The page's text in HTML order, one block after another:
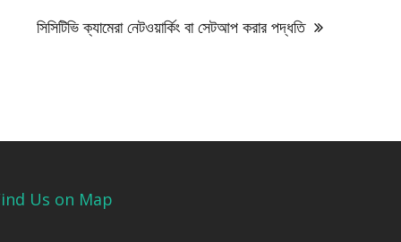
সিসিটিভি ক্যামেরা নেটওয়ার্কিং বা সেটআপ করার পদ্ধতি
Us on Map